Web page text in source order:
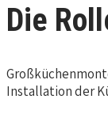
Die
Installation der